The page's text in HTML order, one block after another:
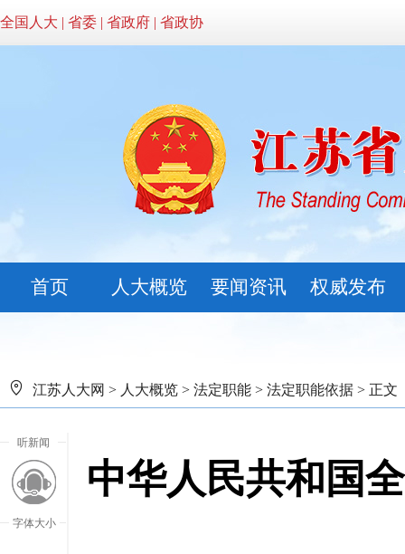
全国人大 | 省委 | 省政府 | 省政协
首页 人大概览 要闻资讯 权威发布
江苏人大网 > 人大概览 > 法定职能 > 法定职能依据 > 正文
听新闻
字体大小
中华人民共和国